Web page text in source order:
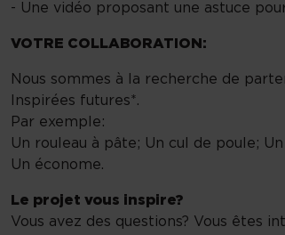
- Une vidéo proposant une astuce
VOTRE COLLABORATION:
Nous sommes à la recherche de
Inspirées futures*.
Par exemple:
Un rouleau à pâte; Un cul de poule;
Un économe.
Le projet vous inspire?
Vous avez des questions? Vous êtes